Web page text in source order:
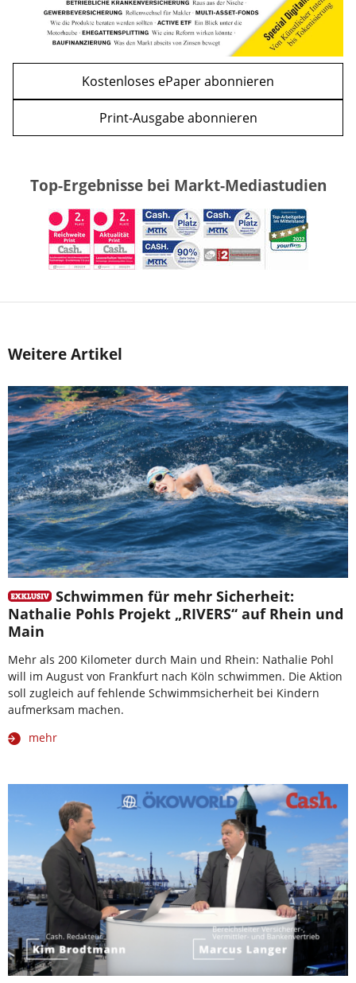
Kostenloses ePaper abonnieren
Print-Ausgabe abonnieren
Top-Ergebnisse bei Markt-Mediastudien
Weitere Artikel
Schwimmen für mehr Sicherheit:
Nathalie Pohls Projekt „RIVERS“ auf Rhein und
Main
Mehr als 200 Kilometer durch Main und Rhein: Nathalie Pohl
will im August von Frankfurt nach Köln schwimmen. Die Aktion
soll zugleich auf fehlende Schwimmsicherheit bei Kindern
aufmerksam machen.
mehr